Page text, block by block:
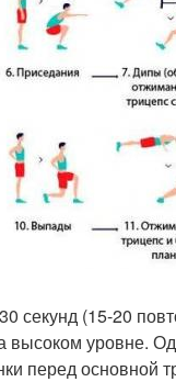
секунд (15-20
уровне.
перед основной